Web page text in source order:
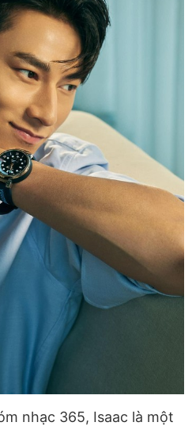
nhạc 365, Isaac là một